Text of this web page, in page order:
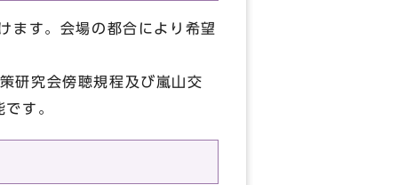
ます。会場の都合により希望
研究会傍聴規程及び嵐山交
す。